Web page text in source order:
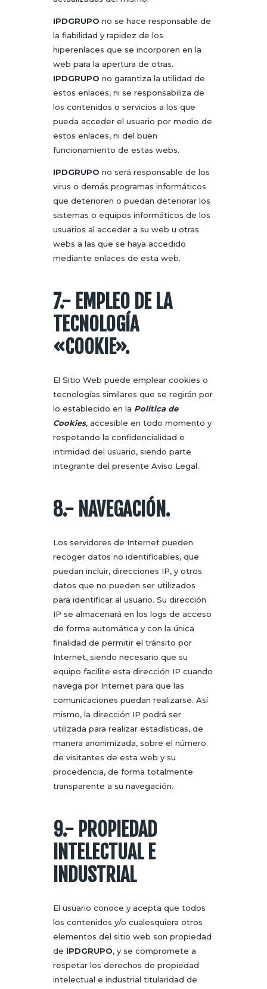
IPDGRUPO no se hace responsable de
la fiabilidad y rapidez de los
hiperenlaces que se incorporen en la
web para la apertura de otras.
IPDGRUPO no garantiza la utilidad de
estos enlaces, ni se responsabiliza de
los contenidos o servicios a los que
pueda acceder el usuario por medio de
estos enlaces, ni del buen
funcionamiento de estas webs.
IPDGRUPO no será responsable de los
virus o demás programas informáticos
que deterioren o puedan deteriorar los
sistemas o equipos informáticos de los
usuarios al acceder a su web u otras
webs a las que se haya accedido
mediante enlaces de esta web.
7.- EMPLEO DE LA
TECNOLOGÍA
«COOKIE».
El Sitio Web puede emplear cookies o
tecnologías similares que se regirán por
lo establecido en la Política de
Cookies, accesible en todo momento y
respetando la confidencialidad e
intimidad del usuario, siendo parte
integrante del presente Aviso Legal.
8.- NAVEGACIÓN.
Los servidores de Internet pueden
recoger datos no identificables, que
puedan incluir, direcciones IP, y otros
datos que no pueden ser utilizados
para identificar al usuario. Su dirección
IP se almacenará en los logs de acceso
de forma automática y con la única
finalidad de permitir el tránsito por
Internet, siendo necesario que su
equipo facilite esta dirección IP cuando
navega por Internet para que las
comunicaciones puedan realizarse. Así
mismo, la dirección IP podrá ser
utilizada para realizar estadísticas, de
manera anonimizada, sobre el número
de visitantes de esta web y su
procedencia, de forma totalmente
transparente a su navegación.
9.- PROPIEDAD
INTELECTUAL E
INDUSTRIAL
El usuario conoce y acepta que todos
los contenidos y/o cualesquiera otros
elementos del sitio web son propiedad
de IPDGRUPO, y se compromete a
respetar los derechos de propiedad
intelectual e industrial titularidad de